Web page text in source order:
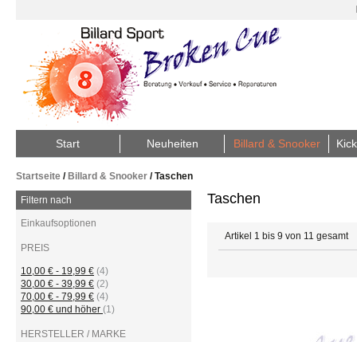
Start Neuheiten Billard & Snooker
Startseite / Billard & Snooker /Taschen
Taschen
Artikel 1 bis 9 von 11 gesamt
Filtern nach
Einkaufsoptionen
PREIS
10,00 € - 19,99 € (4)
30,00 € - 39,99 € (2)
70,00 € - 79,99 € (4)
90,00 € und höher (1)
HERSTELLER / MARKE